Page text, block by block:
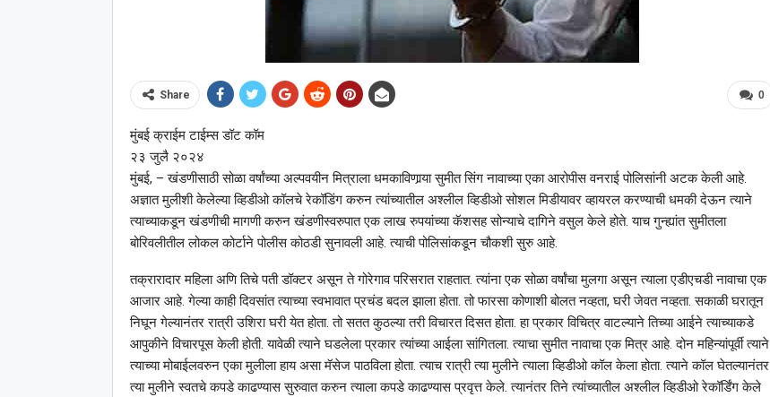
0
Share
मुंबई क्राईम टाईम्स डॉट कॉम
२३ जुलै २०२४
मुंबई, – खंडणीसाठी सोळा वर्षांच्या अल्पवयीन मित्राला धमकाविणार्‍या सुमीत सिंग नावाच्या एका आरोपीस वनराई पोलिसांनी अटक केली आहे.
अज्ञात मुलीशी केलेल्या व्हिडीओ कॉलचे रेकॉडिंग करुन त्यांच्यातील अश्‍लील व्हिडीओ सोशल मिडीयावर व्हायरल करण्याची धमकी देऊन त्याने
त्याच्याकडून खंडणीची मागणी करुन खंडणीस्वरुपात एक लाख रुपयांच्या कॅशसह सोन्याचे दागिने वसुल केले होते. याच गुन्ह्यांत सुमीतला
बोरिवलीतील लोकल कोर्टाने पोलीस कोठडी सुनावली आहे. त्याची पोलिसांकडून चौकशी सुरु आहे.
तक्रारादार महिला अणि तिचे पती डॉक्टर असून ते गोरेगाव परिसरात राहतात. त्यांना एक सोळा वर्षांचा मुलगा असून त्याला एडीएचडी नावाचा एक
आजार आहे. गेल्या काही दिवसांत त्याच्या स्वभावात प्रचंड बदल झाला होता. तो फारसा कोणाशी बोलत नव्हता, घरी जेवत नव्हता. सकाळी घरातून
निघून गेल्यानंतर रात्री उशिरा घरी येत होता. तो सतत कुठल्या तरी विचारत दिसत होता. हा प्रकार विचित्र वाटल्याने तिच्या आईने त्याच्याकडे
आपुकीने विचारपूस केली होती. यावेळी त्याने घडलेला प्रकार त्यांच्या आईला सांगितला. त्याचा सुमीत नावाचा एक मित्र आहे. दोन महिन्यांपूर्वी त्याने
त्याच्या मोबाईलवरुन एका मुलीला हाय असा मॅसेज पाठविला होता. त्याच रात्री त्या मुलीने त्याला व्हिडीओ कॉल केला होता. त्याने कॉल घेतल्यानंतर
त्या मुलीने स्वतचे कपडे काढण्यास सुरुवात करुन त्याला कपडे काढण्यास प्रवृत्त केले. त्यानंतर तिने त्यांच्यातील अश्‍लील व्हिडीओ रेकॉर्डिंग केले